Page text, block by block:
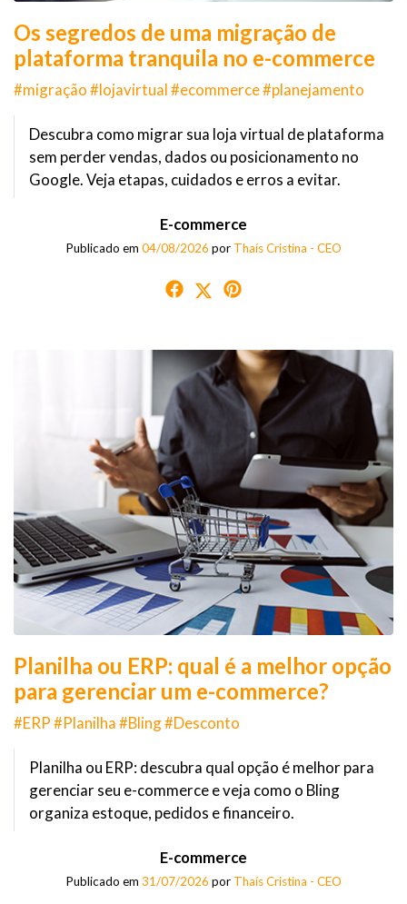
Os segredos de uma migração de
plataforma tranquila no e-commerce
#migração #lojavirtual #ecommerce #planejamento
Descubra como migrar sua loja virtual de plataforma
sem perder vendas, dados ou posicionamento no
Google. Veja etapas, cuidados e erros a evitar.
E-commerce
Publicado em 04/08/2026 por Thaís Cristina - CEO
Planilha ou ERP: qual é a melhor opção
para gerenciar um e-commerce?
#ERP #Planilha #Bling #Desconto
Planilha ou ERP: descubra qual opção é melhor para
gerenciar seu e-commerce e veja como o Bling
organiza estoque, pedidos e financeiro.
E-commerce
Publicado em 31/07/2026 por Thaís Cristina - CEO